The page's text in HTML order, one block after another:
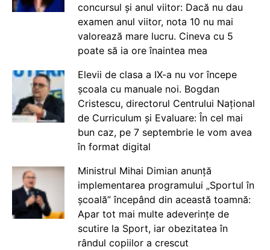
concursul și anul viitor: Dacă nu dau
examen anul viitor, nota 10 nu mai
valorează mare lucru. Cineva cu 5
poate să ia ore înaintea mea
Elevii de clasa a IX-a nu vor începe
școala cu manuale noi. Bogdan
Cristescu, directorul Centrului Național
de Curriculum și Evaluare: În cel mai
bun caz, pe 7 septembrie le vom avea
în format digital
Ministrul Mihai Dimian anunță
implementarea programului „Sportul în
școală” începând din această toamnă:
Apar tot mai multe adeverințe de
scutire la Sport, iar obezitatea în
rândul copiilor a crescut